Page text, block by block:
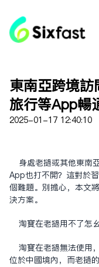
东南亚跨境
旅行等App畅
2025-01-17 12:40:10
身处老挝或其他东南
App也打不开？这对于
个难题。别担心，本文
决方案。
淘宝在老挝用不了怎么
淘宝在老挝无法使用
位于中国境内，而老挝